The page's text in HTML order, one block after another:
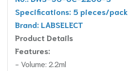
Specifications: 5 pieces/pack
Brand: LABSELECT
Product Details
Features:
- Volume: 2.2ml